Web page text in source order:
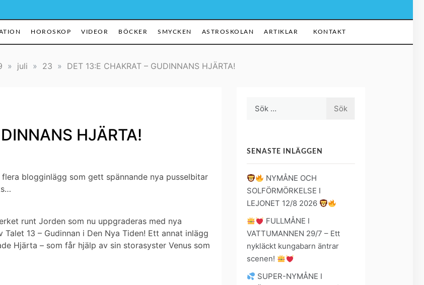
HOROSKOP VIDEOR BÖCKER SMYCKEN ASTROSKOLAN ARTIKLAR KONTAKT
» juli » 23 » DET 13:E CHAKRAT – GUDINNANS HJÄRTA!
HJÄRTA!
blogginlägg som gett spännande nya pusselbitar
runt Jorden som nu uppgraderas med nya
Talet 13 – Gudinnan i Den Nya Tiden! Ett annat inlägg
Hjärta – som får hjälp av sin storasyster Venus som
SENASTE INLÄGGEN
NYMÅNE OCH
SOLFÖRMÖRKELSE I
LEJONET 12/8 2026
FULLMÅNE I
VATTUMANNEN 29/7 – Ett
nykläckt kungabarn äntrar
scenen!
SUPER-NYMÅNE I